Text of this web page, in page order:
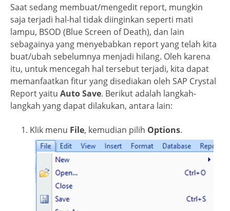
Saat sedang membuat/mengedit report, mungkin
saja terjadi hal-hal tidak diinginkan seperti mati
lampu, BSOD (Blue Screen of Death), dan lain
sebagainya yang menyebabkan report yang telah kita
buat/ubah sebelumnya menjadi hilang. Oleh karena
itu, untuk mencegah hal tersebut terjadi, kita dapat
memanfaatkan fitur yang disediakan oleh SAP Crystal
Report yaitu Auto Save. Berikut adalah langkah-
langkah yang dapat dilakukan, antara lain:
Klik menu File, kemudian pilih Options.